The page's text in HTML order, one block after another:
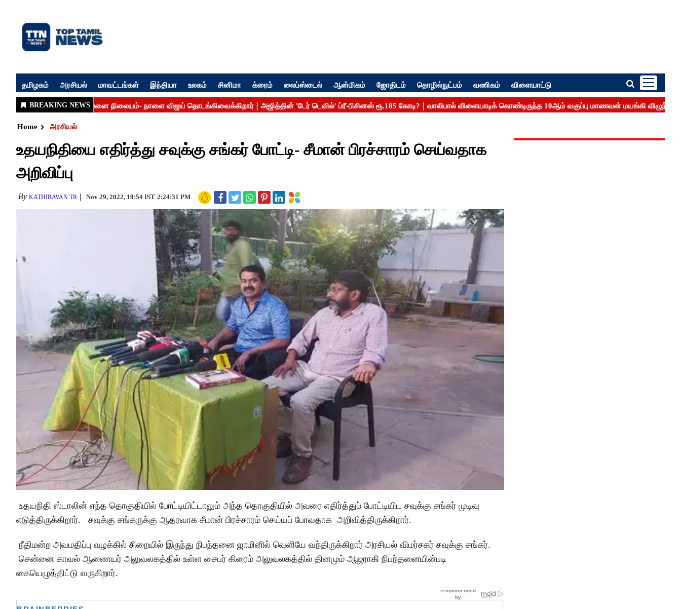
தமிழகம் அரசியல் மாவட்டங்கள் இந்தியா உலகம் சினிமா க்ரைம் லைப்ஸ்டைல் ஆன்மிகம் ஜோதிடம் தொழில்நுட்பம் வணிகம் விளையாட்டு
Home அரசியல்
உதயநிதியை எதிர்த்து சவுக்கு சங்கர் போட்டி- சீமான் பிரச்சாரம் செய்வதாக
அறிவிப்பு
By KATHIRAVAN TR Nov 29, 2022, 19:54 IST 2:24:31 PM
உதயநிதி ஸ்டாலின் எந்த தொகுதியில் போட்டியிட்டாலும் அந்த தொகுதியில் அவரை எதிர்த்துப் போட்டியிட சவுக்கு சங்கர் முடிவு
எடுத்திருக்கிறார். சவுக்கு சங்கருக்கு ஆதரவாக சீமான் பிரச்சாரம் செய்யப் போவதாக அறிவித்திருக்கிறார்.
நீதிமன்ற அவமதிப்பு வழக்கில் சிறையில் இருந்து நிபந்தனை ஜாமினில் வெளியே வந்திருக்கிறார் அரசியல் விமர்சகர் சவுக்கு சங்கர்.
சென்னை காவல் ஆணையர் அலுவலகத்தில் உள்ள சைபர் கிரைம் அலுவலகத்தில் தினமும் ஆஜராகி நிபந்தனையின்படி
கையெழுத்திட்டு வருகிறார்.